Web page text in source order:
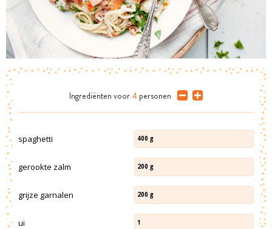
Ingrediënten voor 4 personen
spaghetti 400 g
gerookte zalm 200 g
grijze garnalen 200 g
ui 1